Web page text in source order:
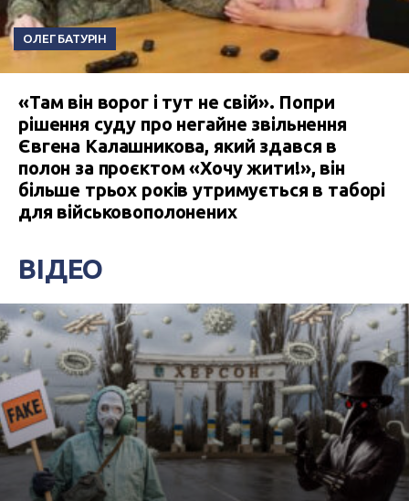
ОЛЕГ БАТУРІН
«Там він ворог і тут не свій». Попри
рішення суду про негайне звільнення
Євгена Калашникова, який здався в
полон за проєктом «Хочу жити!», він
більше трьох років утримується в таборі
для військовополонених
ВІДЕО